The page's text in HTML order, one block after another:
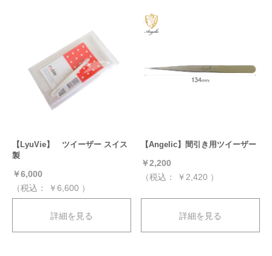
【LyuVie】 ツイーザー スイス
製
￥6,000
（税込：
￥6,600 ）
詳細を見る
【Angelic】間引き用ツイーザー
￥2,200
（税込：
￥2,420 ）
詳細を見る